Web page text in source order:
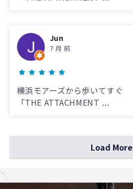
Jun
7 月 前
横浜モアーズから歩いてすぐ
「THE ATTACHMENT ...
Load More